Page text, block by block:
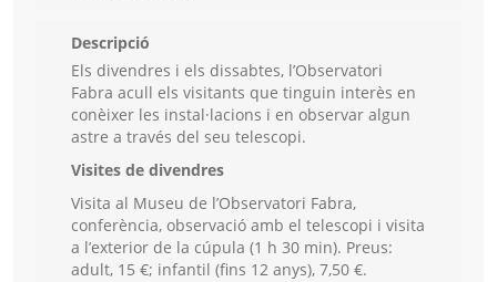
Descripció
Els divendres i els dissabtes, l’Observatori
Fabra acull els visitants que tinguin interès en
conèixer les instal·lacions i en observar algun
astre a través del seu telescopi.
Visites de divendres
Visita al Museu de l’Observatori Fabra,
conferència, observació amb el telescopi i visita
a l’exterior de la cúpula (1 h 30 min). Preus:
adult, 15 €; infantil (fins 12 anys), 7,50 €.